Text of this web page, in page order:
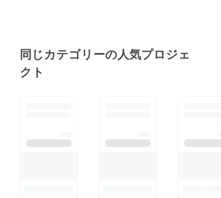
さまと関係者の皆さま
大変心苦しく、不躾な
お願いいたしま
同じカテゴリーの人気プロジェ
クト